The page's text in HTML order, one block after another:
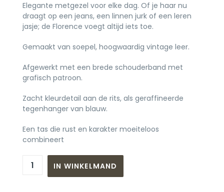
Elegante metgezel voor elke dag. Of je haar nu
draagt op een jeans, een linnen jurk of een leren
jasje; de Florence voegt altijd iets toe.
Gemaakt van soepel, hoogwaardig vintage leer.
Afgewerkt met een brede schouderband met
grafisch patroon.
Zacht kleurdetail aan de rits, als geraffineerde
tegenhanger van blauw.
Een tas die rust en karakter moeiteloos
combineert
IN WINKELMAND